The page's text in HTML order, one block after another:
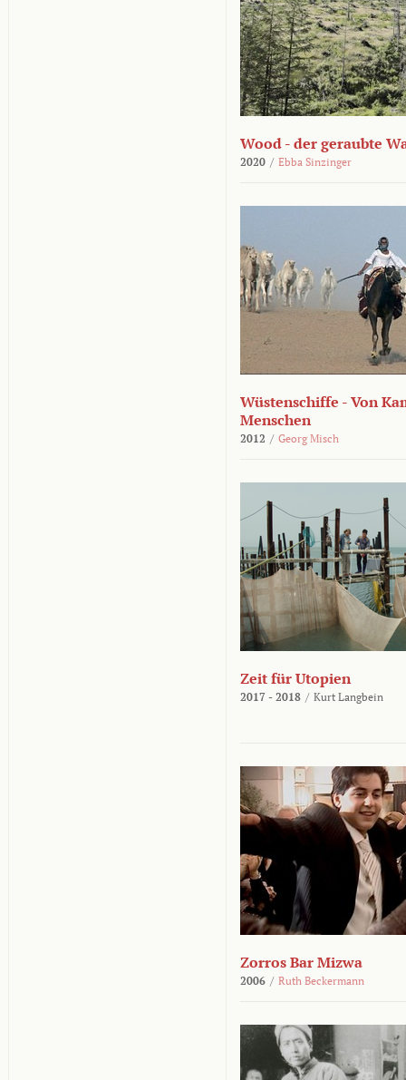
Wood - der geraubte
2020 / Ebba Sinzinger
Wüstenschiffe - Von
Menschen
2012 / Georg Misch
Zeit für Utopien
2017 - 2018 / Kurt Langbein
Zorros Bar Mizwa
2006 / Ruth Beckermann